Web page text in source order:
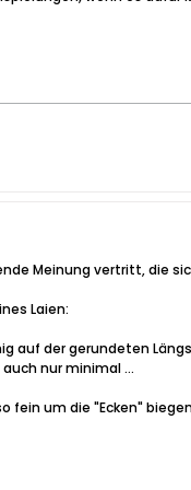
Meinung vertritt, die
Laien:
auf der gerundeten
nur minimal ...
fein um die "Ecken"